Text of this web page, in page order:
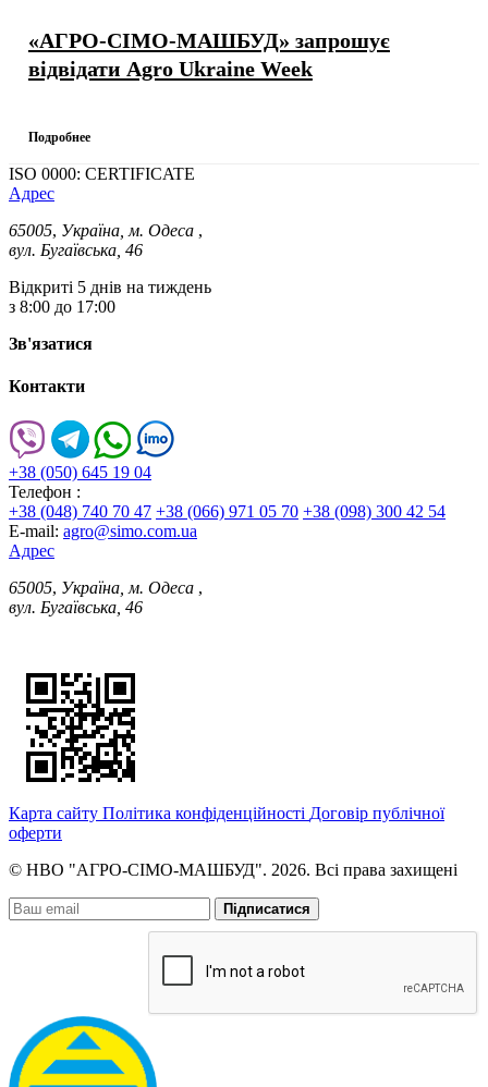
«АГРО-СІМО-МАШБУД» запрошує
відвідати Agro Ukraine Week
Подробнее
ISO 0000: CERTIFICATE
Адрес
65005, Україна, м. Одеса ,
вул. Бугаївська, 46
Відкриті 5 днів на тиждень
з 8:00 до 17:00
Зв'язатися
Контакти
+38 (050) 645 19 04
Телефон :
+38 (048) 740 70 47 +38 (066) 971 05 70 +38 (098) 300 42 54
E-mail: agro@simo.com.ua
Адрес
65005, Україна, м. Одеса ,
вул. Бугаївська, 46
Карта сайту Політика конфіденційності Договір публічної
оферти
© НВО "АГРО-СІМО-МАШБУД". 2026. Всі права захищені
Підписатися